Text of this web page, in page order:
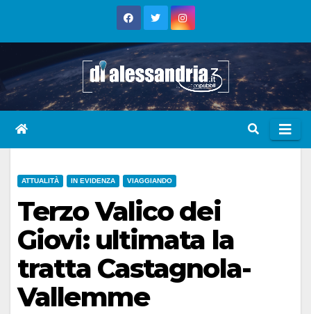
ATTUALITÀ IN EVIDENZA VIAGGIANDO
Terzo Valico dei
Giovi: ultimata la
tratta Castagnola-
Vallemme